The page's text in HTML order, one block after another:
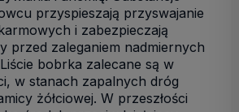
przyspieszają przyswajanie
i zabezpieczają
przed zaleganiem nadmiernych
bobrka zalecane są w
w stanach zapalnych dróg
żółciowej. W przeszłości